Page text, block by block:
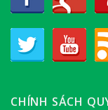
CHÍNH SÁCH